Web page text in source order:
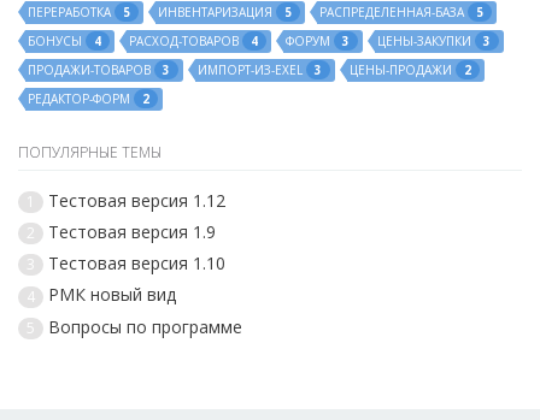
ПЕРЕРАБОТКА
5 ИНВЕНТАРИЗАЦИЯ 5 РАСПРЕДЕЛЕННАЯ-БАЗА
5
БОНУСЫ
4 РАСХОД-ТОВАРОВ 4 ФОРУМ 3 ЦЕНЫ-ЗАКУПКИ
3
ПРОДАЖИ-ТОВАРОВ
3 ИМПОРТ-ИЗ-EXEL 3 ЦЕНЫ-ПРОДАЖИ
2
РЕДАКТОР-ФОРМ
2
ПОПУЛЯРНЫЕ ТЕМЫ
1 Тестовая версия 1.12
2 Тестовая версия 1.9
3 Тестовая версия 1.10
4 РМК новый вид
5 Вопросы по программе